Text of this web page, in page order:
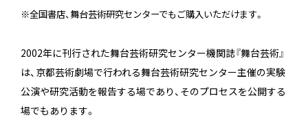
※全国書店、舞台芸術研究センターでもご購入いただけます。
2002年に刊行された舞台芸術研究センター機関誌『舞台芸術』
は、京都芸術劇場で行われる舞台芸術研究センター主催の実験
公演や研究活動を報告する場であり、そのプロセスを公開する
場でもあります。